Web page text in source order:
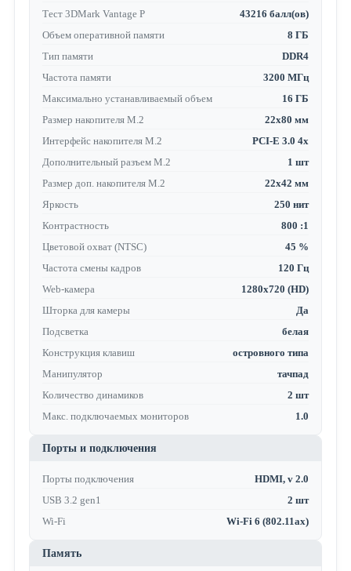
Тест 3DMark Vantage P
43216 балл(ов)
Объем оперативной памяти
8 ГБ
Тип памяти
DDR4
Частота памяти
3200 МГц
Максимально устанавливаемый объем
16 ГБ
Размер накопителя M.2
22x80 мм
Интерфейс накопителя M.2
PCI-E 3.0 4x
Дополнительный разъем M.2
1 шт
Размер доп. накопителя M.2
22x42 мм
Яркость
250 нит
Контрастность
800 :1
Цветовой охват (NTSC)
45 %
Частота смены кадров
120 Гц
Web-камера
1280x720 (HD)
Шторка для камеры
Да
Подсветка
белая
Конструкция клавиш
островного типа
Манипулятор
тачпад
Количество динамиков
2 шт
Макс. подключаемых мониторов
1.0
Порты и подключения
Порты подключения
HDMI, v 2.0
USB 3.2 gen1
2 шт
Wi-Fi
Wi-Fi 6 (802.11ax)
Память